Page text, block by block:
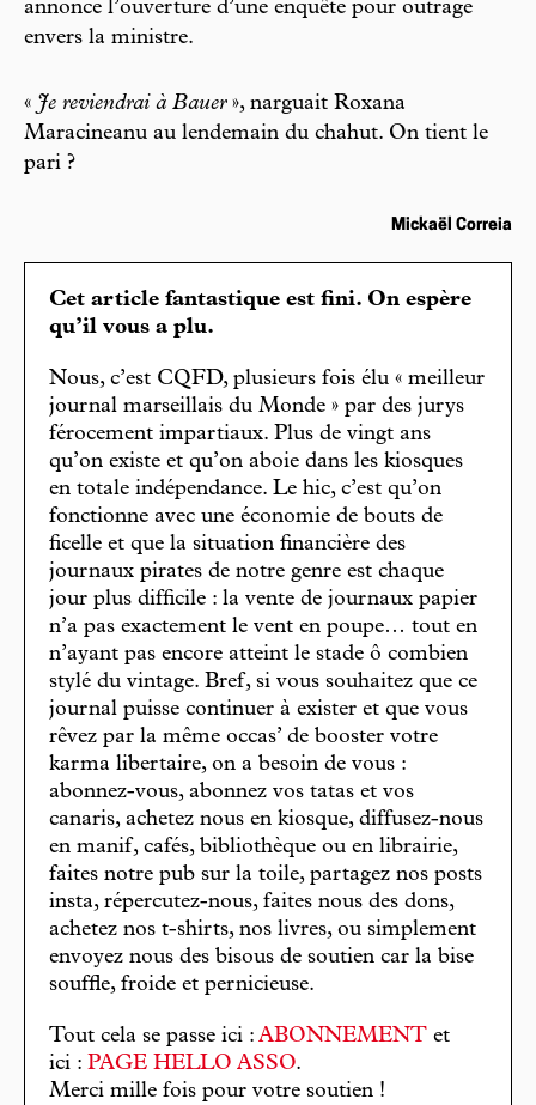
annonce l’ouverture d’une enquête pour outrage
envers la ministre.
« Je reviendrai à Bauer», narguait Roxana
Maracineanu au lendemain du chahut. On tient le
pari ?
Mickaël Correia
Cet article fantastique est fini. On espère
qu’il vous a plu.
Nous, c’est CQFD, plusieurs fois élu « meilleur
journal marseillais du Monde » par des jurys
férocement impartiaux. Plus de vingt ans
qu’on existe et qu’on aboie dans les kiosques
en totale indépendance. Le hic, c’est qu’on
fonctionne avec une économie de bouts de
ficelle et que la situation financière des
journaux pirates de notre genre est chaque
jour plus difficile : la vente de journaux papier
n’a pas exactement le vent en poupe… tout en
n’ayant pas encore atteint le stade ô combien
stylé du vintage. Bref, si vous souhaitez que ce
journal puisse continuer à exister et que vous
rêvez par la même occas’ de booster votre
karma libertaire, on a besoin de vous :
abonnez-vous, abonnez vos tatas et vos
canaris, achetez nous en kiosque, diffusez-nous
en manif, cafés, bibliothèque ou en librairie,
faites notre pub sur la toile, partagez nos posts
insta, répercutez-nous, faites nous des dons,
achetez nos t-shirts, nos livres, ou simplement
envoyez nous des bisous de soutien car la bise
souffle, froide et pernicieuse.
Tout cela se passe ici : ABONNEMENT et
ici : PAGE HELLO ASSO.
Merci mille fois pour votre soutien !